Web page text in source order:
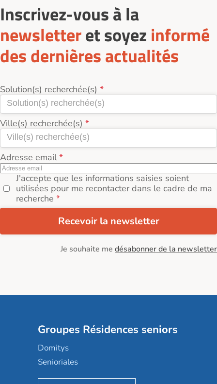
Inscrivez-vous à la
newsletteret soyez informé
des dernières actualités
Solution(s) recherchée(s)
Ville(s) recherchée(s)
Adresse email
J'accepte que les informations saisies soient
utilisées pour me recontacter dans le cadre de ma
recherche
Recevoir la newsletter
Je souhaite me désabonner de la newsletter
Groupes Résidences seniors
Domitys
Senioriales
Nohée